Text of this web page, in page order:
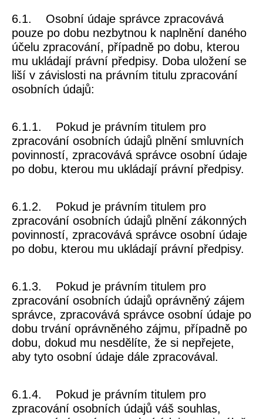
6.1. Osobní údaje správce zpracovává
pouze po dobu nezbytnou k naplnění daného
účelu zpracování, případně po dobu, kterou
mu ukládají právní předpisy. Doba uložení se
liší v závislosti na právním titulu zpracování
osobních údajů:
6.1.1. Pokud je právním titulem pro
zpracování osobních údajů plnění smluvních
povinností, zpracovává správce osobní údaje
po dobu, kterou mu ukládají právní předpisy.
6.1.2. Pokud je právním titulem pro
zpracování osobních údajů plnění zákonných
povinností, zpracovává správce osobní údaje
po dobu, kterou mu ukládají právní předpisy.
6.1.3. Pokud je právním titulem pro
zpracování osobních údajů oprávněný zájem
správce, zpracovává správce osobní údaje po
dobu trvání oprávněného zájmu, případně po
dobu, dokud mu nesdělíte, že si nepřejete,
aby tyto osobní údaje dále zpracovával.
6.1.4. Pokud je právním titulem pro
zpracování osobních údajů váš souhlas,